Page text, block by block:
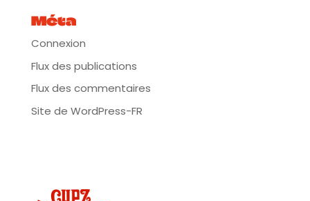
Méta
Connexion
Flux des publications
Flux des commentaires
Site de WordPress-FR